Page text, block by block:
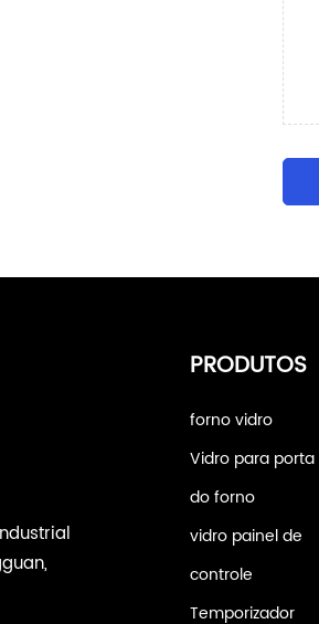
PRODUTOS
forno vidro
Vidro para porta
do forno
vidro painel de
controle
Temporizador